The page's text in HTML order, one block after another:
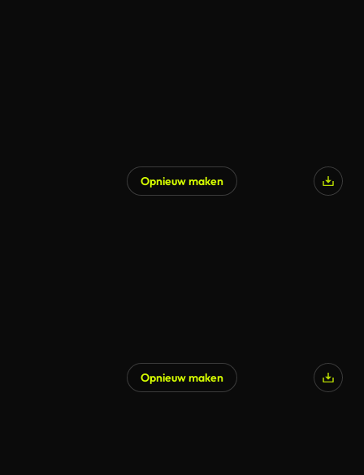
Opnieuw maken
Opnieuw maken